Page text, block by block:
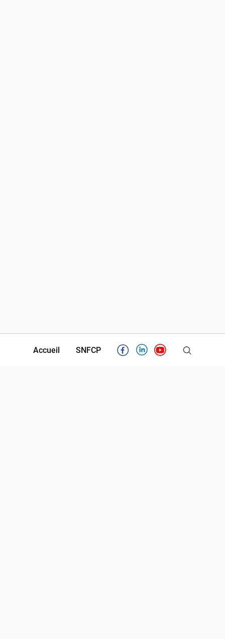
Accueil SNFCP